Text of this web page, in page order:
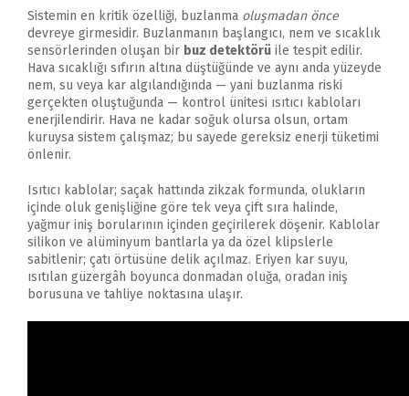
Sistemin en kritik özelliği, buzlanma oluşmadan önce
devreye girmesidir. Buzlanmanın başlangıcı, nem ve sıcaklık
sensörlerinden oluşan bir buz detektörü ile tespit edilir.
Hava sıcaklığı sıfırın altına düştüğünde ve aynı anda yüzeyde
nem, su veya kar algılandığında — yani buzlanma riski
gerçekten oluştuğunda — kontrol ünitesi ısıtıcı kabloları
enerjilendirir. Hava ne kadar soğuk olursa olsun, ortam
kuruysa sistem çalışmaz; bu sayede gereksiz enerji tüketimi
önlenir.
Isıtıcı kablolar; saçak hattında zikzak formunda, olukların
içinde oluk genişliğine göre tek veya çift sıra halinde,
yağmur iniş borularının içinden geçirilerek döşenir. Kablolar
silikon ve alüminyum bantlarla ya da özel klipslerle
sabitlenir; çatı örtüsüne delik açılmaz. Eriyen kar suyu,
ısıtılan güzergâh boyunca donmadan oluğa, oradan iniş
borusuna ve tahliye noktasına ulaşır.